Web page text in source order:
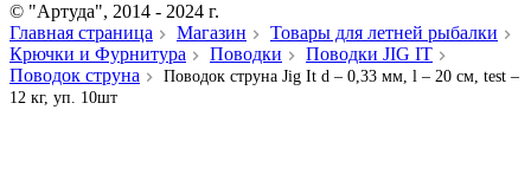
© "Артуда", 2014 - 2024 г.
Главная страница
Магазин
Товары для летней рыбалки
Крючки и Фурнитура
Поводки
Поводки JIG IT
Поводок струна
Поводок струна Jig It d – 0,33 мм, l – 20 см, test –
12 кг, уп. 10шт